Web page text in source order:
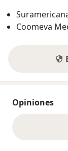
Coomeva
Opiniones